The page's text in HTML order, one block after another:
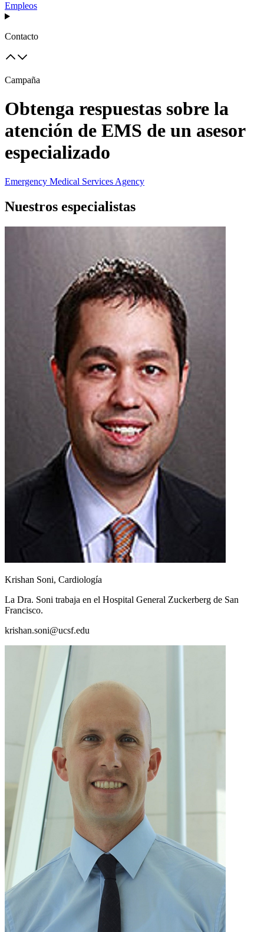
Empleos
Contacto
Campaña
Obtenga respuestas sobre la
atención de EMS de un asesor
especializado
Emergency Medical Services Agency
Nuestros especialistas
Krishan Soni, Cardiología
La Dra. Soni trabaja en el Hospital General Zuckerberg de San
Francisco.
krishan.soni@ucsf.edu